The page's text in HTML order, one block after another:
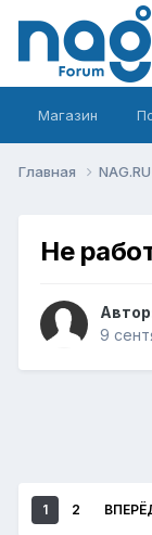
Магазин
Главная
Не
9
1 2